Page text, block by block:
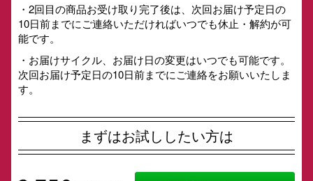
・2回目の商品お受け取り完了後は、次回お届け予定日の
10日前までにご連絡いただければいつでも休止・解約が可
能です。
・お届けサイクル、お届け日の変更はいつでも可能です。
次回お届け予定日の10日前までにご連絡をお願いいたしま
す。
まずはお試ししたい方は